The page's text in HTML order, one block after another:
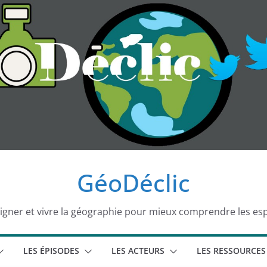
GéoDéclic
et vivre la géographie pour mieux comprendre les
LES ÉPISODES LES ACTEURS LES RESSOURCES